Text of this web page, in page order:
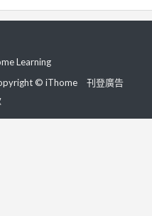
Learning
© iThome
刊登廣告